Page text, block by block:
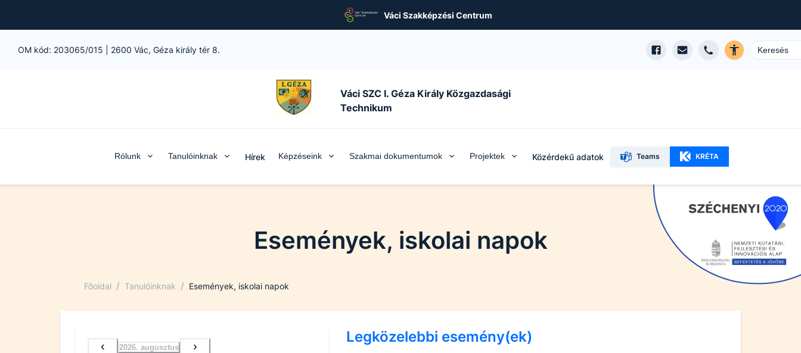
Váci Szakképzési Centrum
OM kód: 203065/015 2600 Vác, Géza király tér 8.
Váci SZC I. Géza Király Közgazdasági
Technikum
Rólunk Tanulóinknak Hírek Képzéseink Szakmai dokumentumok Projektek Közérdekű adatok Teams KRÉTA
Események, iskolai napok
Főoldal / Tanulóinknak / Események, iskolai napok
‹ 2026. augusztus ›
Legközelebbi esemény(ek)